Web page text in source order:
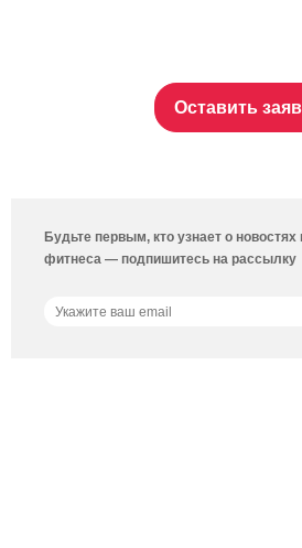
Оставить
Будьте первым, кто узнает о
фитнеса — подпишитесь на рассылку